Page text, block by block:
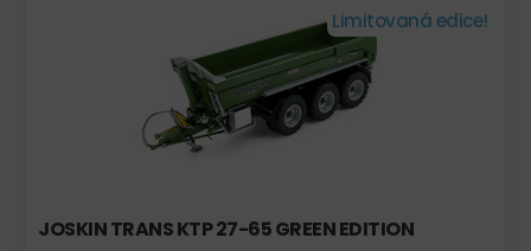
Limitovaná edice!
JOSKIN TRANS KTP 27-65 GREEN EDITION